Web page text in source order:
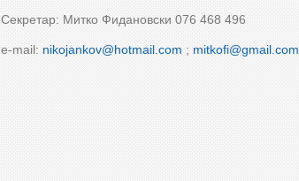
Секретар: Митко Фидановски 076 468 496
e-mail: nikojankov@hotmail.com ; mitkofi@gmail.com